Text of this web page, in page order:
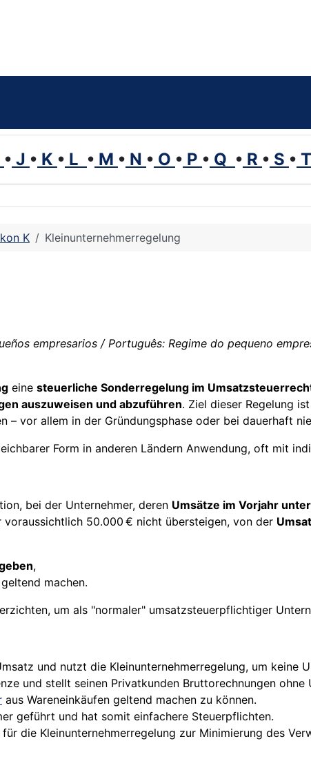
• J • K • L • M • N • O • P • Q • R • S • T
K Kleinunternehmerregelung
empresarios / Português: Regime do pequeno
eine steuerliche Sonderregelung im
auszuweisen und abzuführen. Ziel dieser Regelung
– vor allem in der Gründungsphase oder bei dauerhaft
Form in anderen Ländern Anwendung, oft mit
bei der Unternehmer, deren Umsätze im Vorjahr
voraussichtlich 50.000 € nicht übersteigen, von der
,
machen.
um als "normaler" umsatzsteuerpflichtiger
und nutzt die Kleinunternehmerregelung, um keine
und stellt seinen Privatkunden Bruttorechnungen ohne
aus Wareneinkäufen geltend machen zu können.
geführt und hat somit einfachere Steuerpflichten.
die Kleinunternehmerregelung zur Minimierung des